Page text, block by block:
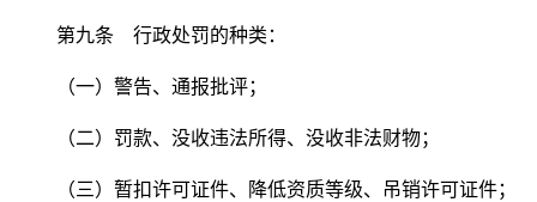
第九条 行政处罚的种类：
（一）警告、通报批评；
（二）罚款、没收违法所得、没收非法财物；
（三）暂扣许可证件、降低资质等级、吊销许可证件；